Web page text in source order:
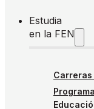
Estudia
en la FEN